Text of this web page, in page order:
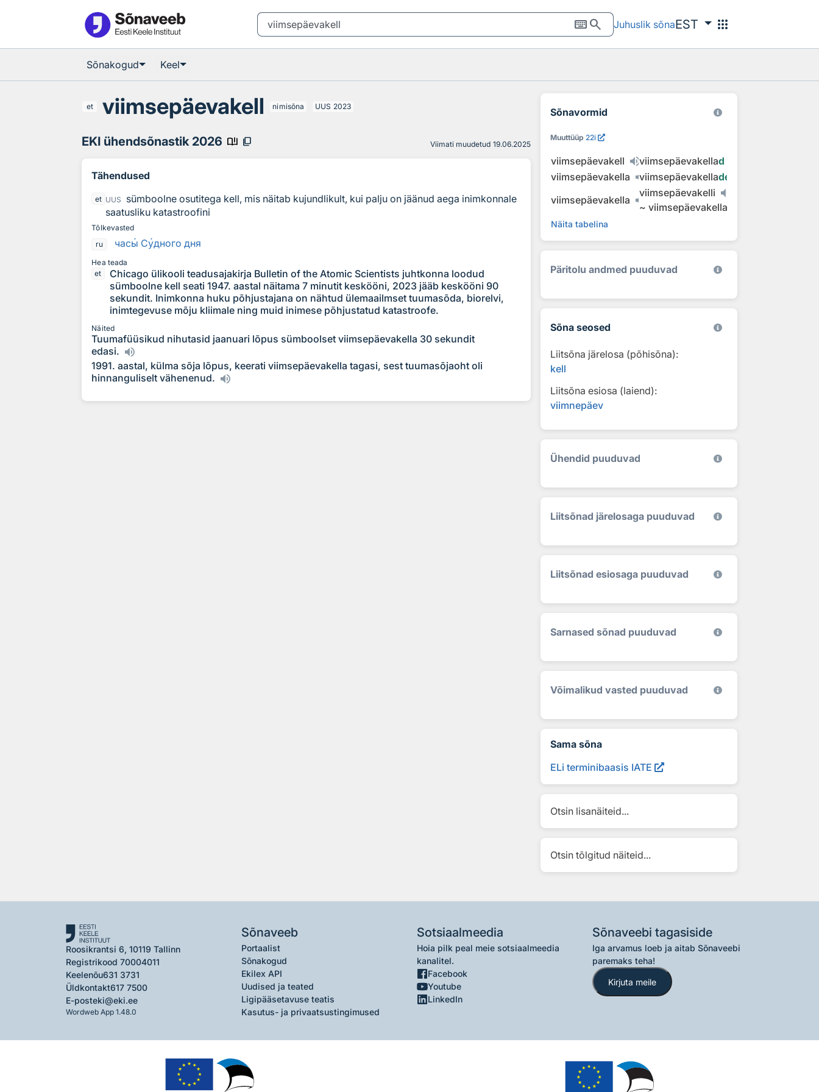
keyboardsearch Juhuslik sõnaEST apps
Sõnakogud Keel
et viimsepäevakell nimisõna UUS 2023
EKI ühendsõnastik 2026 book_ribbon content_copy Viimati muudetud 19.06.2025
Tähendused
et UUS
sümboolne osutitega kell, mis näitab kujundlikult, kui palju on jäänud aega inimkonnale
saatusliku katastroofini
Tõlkevasted
ru
часы Судного дня
Hea teada
et
Chicago ülikooli teadusajakirja Bulletin of the Atomic Scientists juhtkonna loodud
sümboolne kell seati 1947. aastal näitama 7 minutit keskööni, 2023 jääb keskööni 90
sekundit. Inimkonna huku põhjustajana on nähtud ülemaailmset tuumasõda, biorelvi,
inimtegevuse mõju kliimale ning muid inimese põhjustatud katastroofe.
Näited
Tuumafüüsikud nihutasid jaanuari lõpus sümboolset viimsepäevakella 30 sekundit
edasi.
1991. aastal, külma sõja lõpus, keerati viimsepäevakella tagasi, sest tuumasõjaoht oli
hinnanguliselt vähenenud.
Sõnavormid
Muuttüüp 22i
viimsepäevakell viimsepäevakellad
viimsepäevakella
viimsepäevakellade
viimsepäevakella
viimsepäevakelli
~ viimsepäevakella
Näita tabelina
Päritolu andmed puuduvad
Sõna seosed
Liitsõna järelosa (põhisõna):
kell
Liitsõna esiosa (laiend):
viimnepäev
Ühendid puuduvad
Liitsõnad järelosaga puuduvad
Liitsõnad esiosaga puuduvad
Sarnased sõnad puuduvad
Võimalikud vasted puuduvad
Sama sõna
ELi terminibaasis IATE
Otsin lisanäiteid...
Otsin tõlgitud näiteid...
Roosikrantsi 6, 10119 Tallinn
Registrikood 70004011
Keelenõu631 3731
Üldkontakt617 7500
E-posteki@eki.ee
Wordweb App 1.48.0
Sõnaveeb
Portaalist
Sõnakogud
Ekilex API
Uudised ja teated
Ligipääsetavuse teatis
Kasutus- ja privaatsustingimused
Sotsiaalmeedia
Hoia pilk peal meie sotsiaalmeedia
kanalitel.
Facebook
Youtube
LinkedIn
Sõnaveebi tagasiside
Iga arvamus loeb ja aitab Sõnaveebi
paremaks teha!
Kirjuta meile